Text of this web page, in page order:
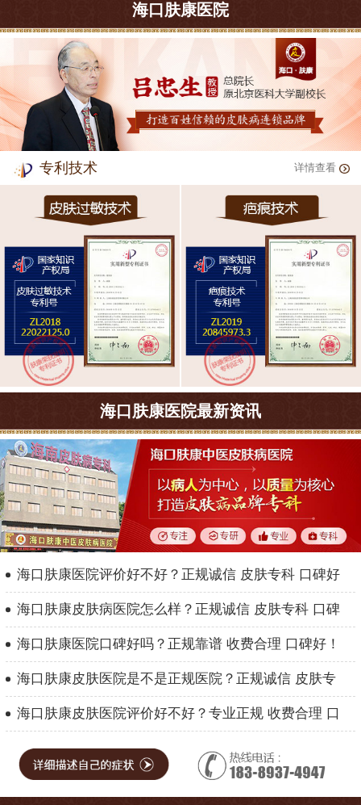
海口肤康医院
专利技术 详情查看
海口肤康医院最新资讯
海口肤康医院评价好不好？正规诚信 皮肤专科 口碑好
海口肤康皮肤病医院怎么样？正规诚信 皮肤专科 口碑
海口肤康医院口碑好吗？正规靠谱 收费合理 口碑好！
海口肤康皮肤医院是不是正规医院？正规诚信 皮肤专
海口肤康皮肤医院评价好不好？专业正规 收费合理 口